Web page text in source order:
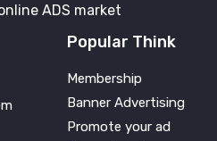
ADS market
Popular Think
Membership
Banner Advertising
Promote your ad